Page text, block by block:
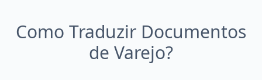
Como Traduzir Documentos
de Varejo?